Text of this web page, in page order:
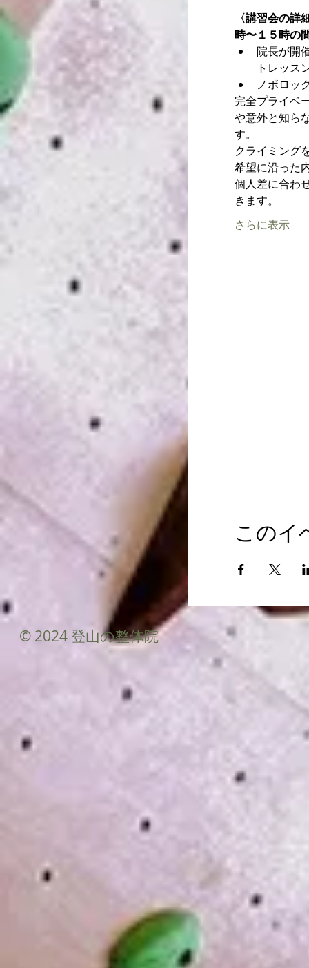
〈講習会の
時〜１５時の
院長が開
トレッス
ノボロッ
完全プライベ
や意外と知ら
す。
クライミング
希望に沿った
個人差に合わ
きます。
さらに表示
このイ
© 2024 登山の整体院